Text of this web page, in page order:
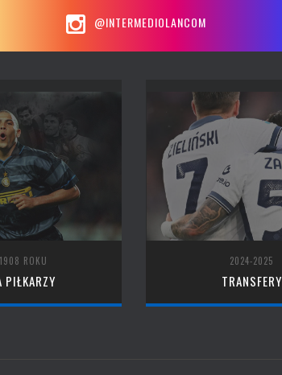
@INTERMEDIOLANCOM
ROKU
PIŁKARZY
2024-2025
TRANSFERY